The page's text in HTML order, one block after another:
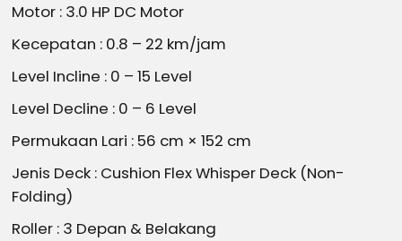
Motor : 3.0 HP DC Motor
Kecepatan : 0.8 – 22 km/jam
Level Incline : 0 – 15 Level
Level Decline : 0 – 6 Level
Permukaan Lari : 56 cm × 152 cm
Jenis Deck : Cushion Flex Whisper Deck (Non-
Folding)
Roller : 3 Depan & Belakang